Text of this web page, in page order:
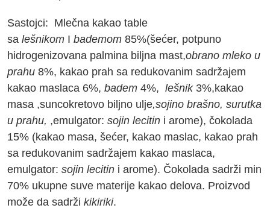
Sastojci: Mlečna kakao table
sa lešnikom I bademom 85%(šećer, potpuno
hidrogenizovana palmina biljna mast,obrano mleko u
prahu 8%, kakao prah sa redukovanim sadržajem
kakao maslaca 6%, badem 4%, lešnik3%,kakao
masa ,suncokretovo biljno ulje,sojino brašno, surutka
u prahu, ,emulgator: sojin lecitin i arome), čokolada
15% (kakao masa, šećer, kakao maslac, kakao prah
sa redukovanim sadržajem kakao maslaca,
emulgator: sojin lecitin i arome). Čokolada sadrži min
70% ukupne suve materije kakao delova. Proizvod
može da sadrži kikiriki.